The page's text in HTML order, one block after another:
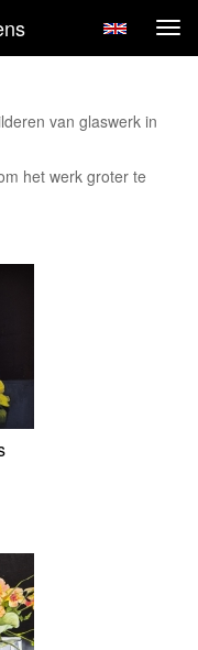
van glaswerk in
het werk groter te